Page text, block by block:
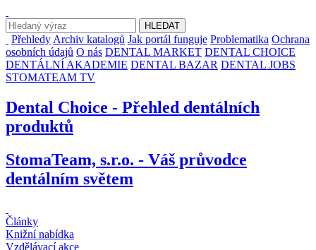
Přehledy Archiv katalogů Jak portál funguje Problematika Ochrana
osobních údajů O nás DENTAL MARKET DENTAL CHOICE
DENTÁLNÍ AKADEMIE DENTAL BAZAR DENTAL JOBS
STOMATEAM TV
Dental Choice - Přehled dentálních
produktů
StomaTeam, s.r.o. - Váš průvodce
dentálním světem
Články
Knižní nabídka
Vzdělávací akce